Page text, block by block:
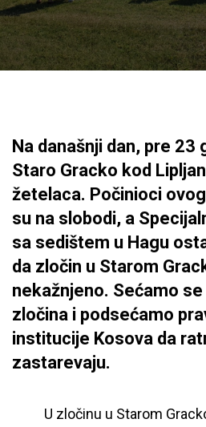
Na današnji dan, pre 23
Staro Gracko kod
žetelaca. Počinioci
su na slobodi, a
sa sedištem u Hagu
da zločin u Starom
nekažnjeno. Sećamo
zločina i podsećamo
institucije Kosova da
zastarevaju.
U zločinu u Starom